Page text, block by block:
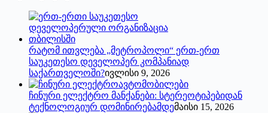
რატომ ითვლება „მეტროპოლი“ ერთ-ერთ
საუკეთესო დეველოპერ კომპანიად
საქართველოში?ივლისი 9, 2026
ჩინური ელექტრო მანქანები: სტერეოტიპებიდან
ტექნოლოგიურ დომინირებამდემაისი 15, 2026